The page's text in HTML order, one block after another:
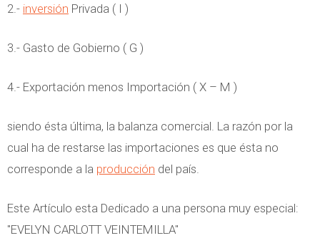
2.- inversión Privada ( I )
3.- Gasto de Gobierno ( G )
4.- Exportación menos Importación ( X – M )
siendo ésta última, la balanza comercial. La razón por la
cual ha de restarse las importaciones es que ésta no
corresponde a la producción del país.
Este Artículo esta Dedicado a una persona muy especial:
"EVELYN CARLOTT VEINTEMILLA"